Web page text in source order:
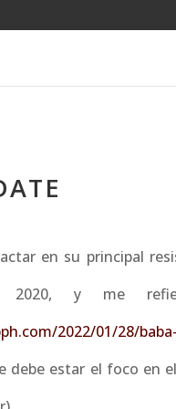
en su principal
y me
2022/01/28/
estar el foco en